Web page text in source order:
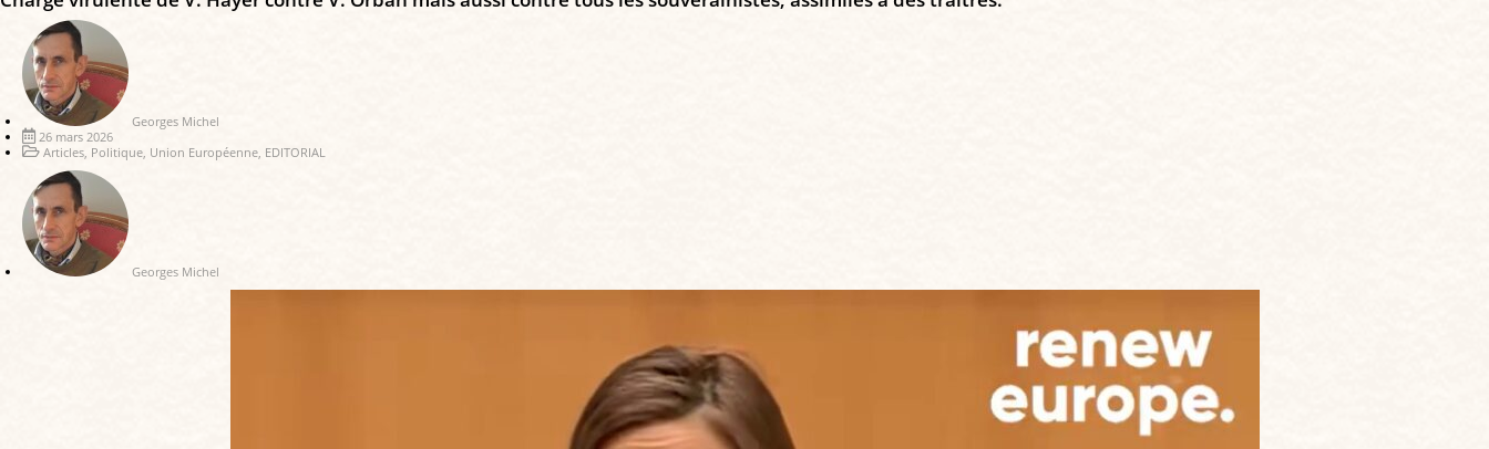
Georges Michel
26 mars 2026
Articles Politique Union Européenne EDITORIAL
Georges Michel